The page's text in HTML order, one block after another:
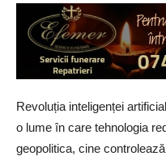
Revoluția inteligenței
o lume în care tehnologia
geopolitica, cine